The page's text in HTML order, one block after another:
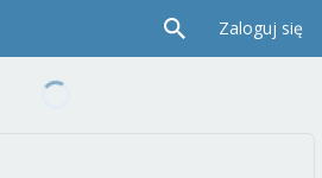
Zaloguj się